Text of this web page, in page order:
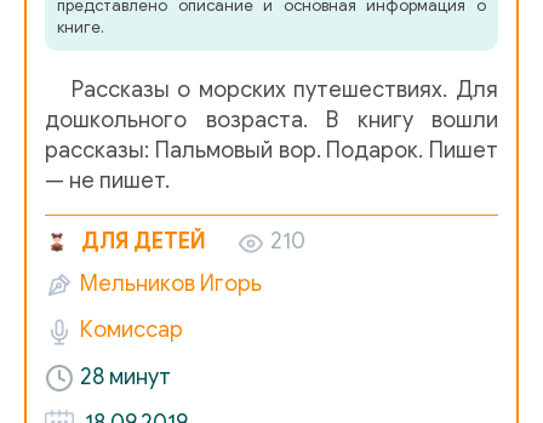
представлено описание и основная информация о
книге.
Рассказы о морских путешествиях. Для
дошкольного возраста. В книгу вошли
рассказы: Пальмовый вор. Подарок. Пишет
— не пишет.
ДЛЯ ДЕТЕЙ
210
Мельников Игорь
Комиссар
28 минут